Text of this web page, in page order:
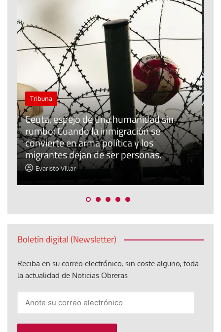
El cuidado de la creación Revista de Verano
El olor de la paz
Araceli Caballero
Boletín digital (Newsletter)
Reciba en su correo electrónico, sin coste alguno, toda
la actualidad de Noticias Obreras